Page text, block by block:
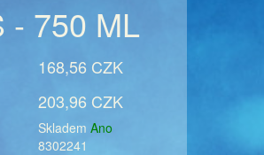
- 750 ML
168,56 CZK
203,96 CZK
SklademAno
8302241